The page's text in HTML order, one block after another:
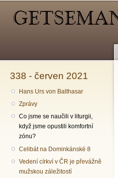
338 - červen 2021
Hans Urs von Balthasar
Zprávy
Co jsme se naučili v liturgii,
když jsme opustili komfortní
zónu?
Celibát na Dominkánské 8
Vedení církví v ČR je převážně
mužskou záležitostí